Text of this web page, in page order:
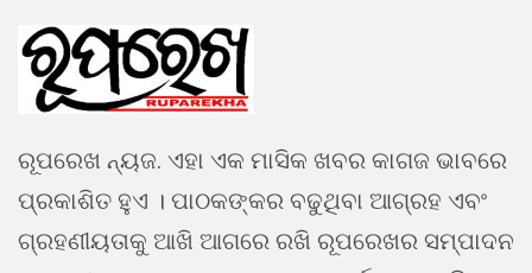
ରୂପରେଖ ନ୍ୟଜ. ଏହା ଏକ ମାସିକ ଖବର କାଗଜ ଭାବରେ
ପ୍ରକାଶିତ ହୁଏ । ପାଠକଙ୍କର ବଢୁଥିବା ଆଗ୍ରହ ଏବଂ
ଗ୍ରହଣୀୟତାକୁ ଆଖି ଆଗରେ ରଖି ରୂପରେଖର ସମ୍ପାଦନ